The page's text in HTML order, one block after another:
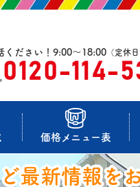
ください！9:00～18:00 （定休
0120-114-
価格メニュー表
最新情報を